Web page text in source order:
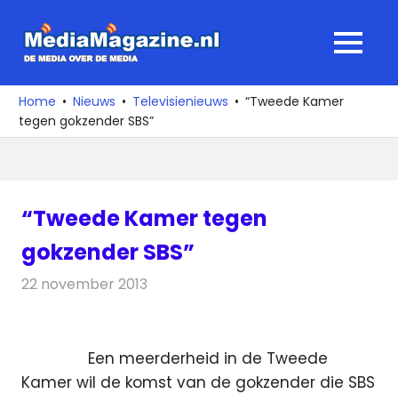
naar
media
over
de
MENU
Home Nieuws Televisienieuws
“Tweede Kamer
tegen gokzender SBS”
“Tweede Kamer tegen
gokzender SBS”
22 november 2013
Een meerderheid in de Tweede
Kamer wil de komst van de gokzender die SBS